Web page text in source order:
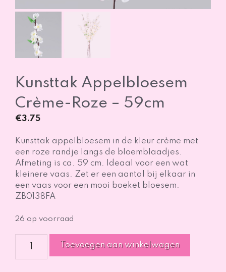
Kunsttak Appelbloesem
Crème-Roze – 59cm
€3.75
Kunsttak appelbloesem in de kleur crème met
een roze randje langs de bloemblaadjes.
Afmeting is ca. 59 cm. Ideaal voor een wat
kleinere vaas. Zet er een aantal bij elkaar in
een vaas voor een mooi boeket bloesem.
ZB0138FA
26 op voorraad
Appelbloesem
Crème-
Toevoegen aan winkelwagen